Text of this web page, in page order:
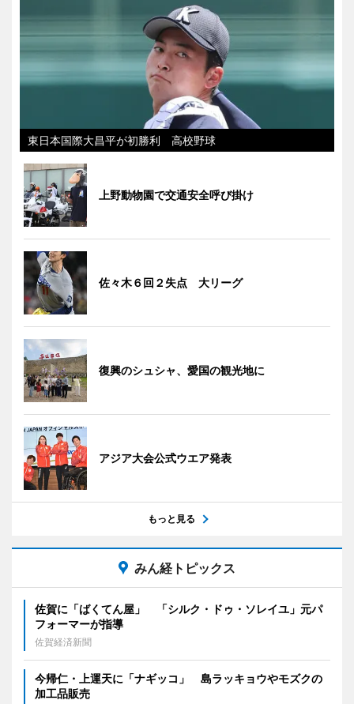
東日本国際大昌平が初勝利 高校野球
上野動物園で交通安全呼び掛け
佐々木６回２失点 大リーグ
復興のシュシャ、愛国の観光地に
アジア大会公式ウエア発表
もっと見る
みん経トピックス
佐賀に「ばくてん屋」 「シルク・ドゥ・ソレイユ」元パ
フォーマーが指導
佐賀経済新聞
今帰仁・上運天に「ナギッコ」 島ラッキョウやモズクの
加工品販売